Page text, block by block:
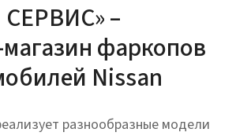
–
фаркопов
Nissan
разнообразные модели